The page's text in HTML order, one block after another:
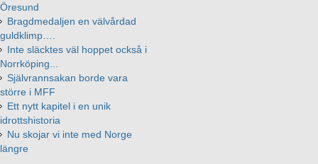
Öresund
Bragdmedaljen en välvårdad
guldklimp….
Inte släcktes väl hoppet också i
Norrköping...
Självrannsakan borde vara
större i MFF
Ett nytt kapitel i en unik
idrottshistoria
Nu skojar vi inte med Norge
längre